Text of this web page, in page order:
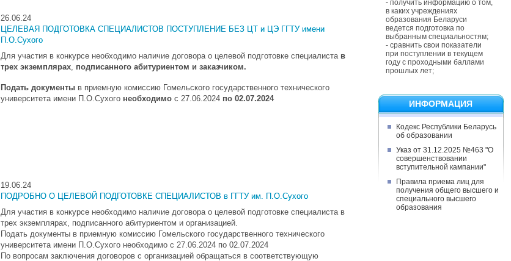
26.06.24
ЦЕЛЕВАЯ ПОДГОТОВКА СПЕЦИАЛИСТОВ ПОСТУПЛЕНИЕ БЕЗ ЦТ и ЦЭ ГГТУ имени
П.О.Сухого
Для участия в конкурсе необходимо наличие договора о целевой подготовке специалиста в
трех экземплярах подписанного абитуриентом и заказчиком.
Подать документы в приемную комиссию Гомельского государственного технического
университета имени П.О.Сухого необходимо с 27.06.2024 по 02.07.2024
19.06.24
ПОДРОБНО О ЦЕЛЕВОЙ ПОДГОТОВКЕ СПЕЦИАЛИСТОВ в ГГТУ им. П.О.Сухого
Для участия в конкурсе необходимо наличие договора о целевой подготовке специалиста в
трех экземплярах, подписанного абитуриентом и организацией.
Подать документы в приемную комиссию Гомельского государственного технического
университета имени П.О.Сухого необходимо с 27.06.2024 по 02.07.2024
По вопросам заключения договоров с организацией обращаться в соответствующую
- получить информацию о том,
в каких учреждениях
образования Беларуси
ведется подготовка по
выбранным специальностям;
- сравнить свои показатели
при поступлении в текущем
году с проходными баллами
прошлых лет;
ИНФОРМАЦИЯ
Кодекс Республики Беларусь
об образовании
Указ от 31.12.2025 №463 "О
совершенствовании
вступительной кампании"
Правила приема лиц для
получения общего высшего и
специального высшего
образования